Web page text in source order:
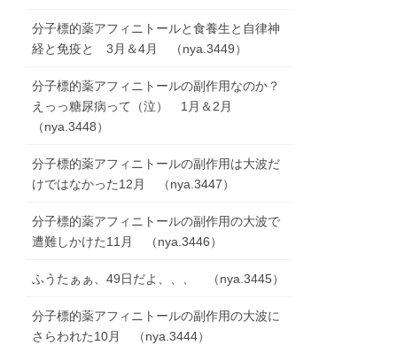
分子標的薬アフィニトールと食養生と自律神
経と免疫と 3月＆4月 （nya.3449）
分子標的薬アフィニトールの副作用なのか？
えっっ糖尿病って（泣） 1月＆2月
（nya.3448）
分子標的薬アフィニトールの副作用は大波だ
けではなかった12月 （nya.3447）
分子標的薬アフィニトールの副作用の大波で
遭難しかけた11月 （nya.3446）
ふうたぁぁ、49日だよ、、、 （nya.3445）
分子標的薬アフィニトールの副作用の大波に
さらわれた10月 （nya.3444）